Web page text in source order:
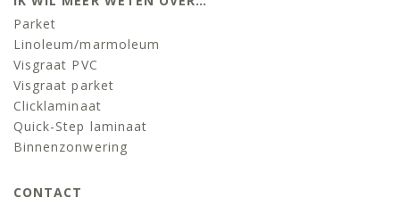
Parket
Linoleum/marmoleum
Visgraat PVC
Visgraat parket
Clicklaminaat
Quick-Step laminaat
Binnenzonwering
CONTACT